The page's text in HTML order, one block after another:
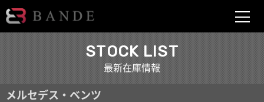
STOCK LIST
最新在庫情報
メルセデス・ベンツ